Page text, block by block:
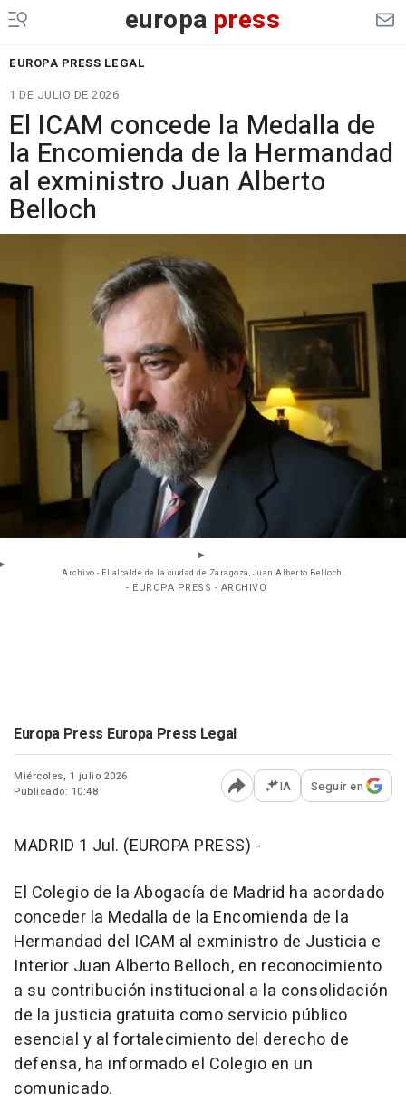
europa press
EUROPA PRESS LEGAL
1 DE JULIO DE 2026
El ICAM concede la Medalla de
la Encomienda de la Hermandad
al exministro Juan Alberto
Belloch
Archivo - El alcalde de la ciudad de Zaragoza, Juan Alberto Belloch.
- EUROPA PRESS - ARCHIVO
Europa Press Europa Press Legal
Miércoles, 1 julio 2026
Publicado: 10:48
Abrir opciones para
IA Seguir en
MADRID 1 Jul. (EUROPA PRESS) -
El Colegio de la Abogacía de Madrid ha acordado
conceder la Medalla de la Encomienda de la
Hermandad del ICAM al exministro de Justicia e
Interior Juan Alberto Belloch, en reconocimiento
a su contribución institucional a la consolidación
de la justicia gratuita como servicio público
esencial y al fortalecimiento del derecho de
defensa, ha informado el Colegio en un
comunicado.